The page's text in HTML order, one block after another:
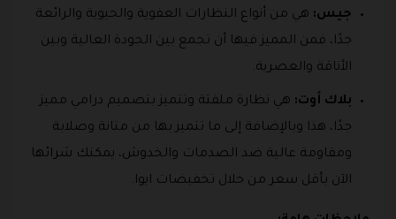
جيس: هي من أنواع النظارات العفوية والحيوية والرائعة
جدًا، فمن المميز فيها أن تجمع بين الجودة العالية وبين
الأناقة والعصرية.
بلاك أوت: هي نظارة ملفتة وتتميز بتصميم درامي مميز
جدًا، هذا وبالإضافة إلى ما تتميز بها من متانة وصلابة
ومقاومة عالية ضد الصدمات والخدوش، يمكنك شرائها
الآن بأقل سعر من خلال تخفيضات ايوا.